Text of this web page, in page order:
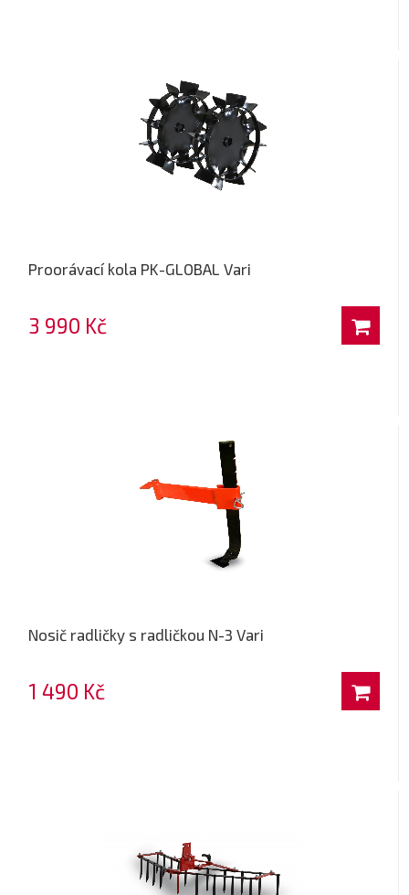
Proorávací kola PK-GLOBAL Vari
3 990 Kč
Nosič radličky s radličkou N-3 Vari
1 490 Kč